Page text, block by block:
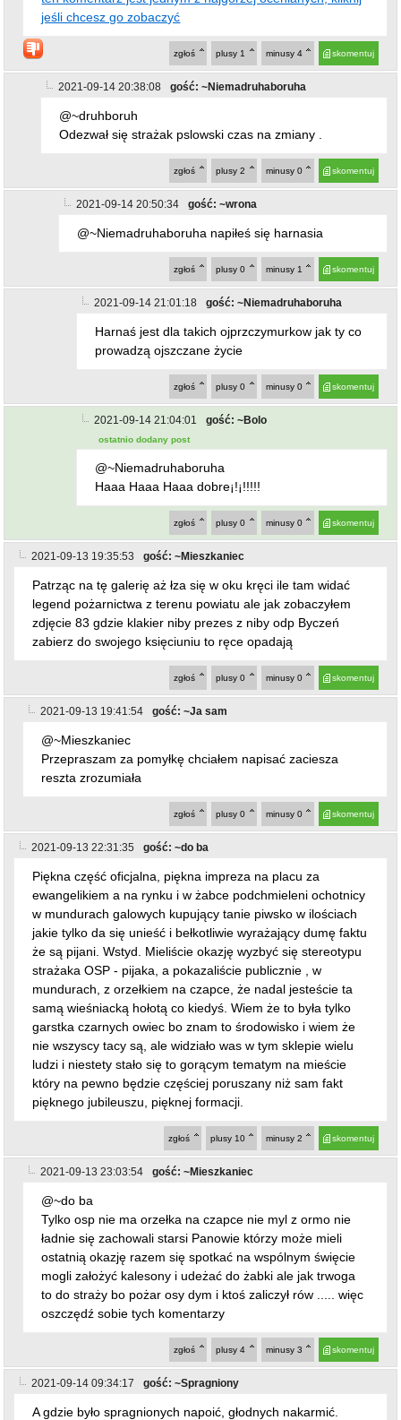
jeśli chcesz go zobaczyć
skomentuj
minusy 4
plusy 1
zgłoś
2021-09-14 20:38:08 gość: ~Niemadruhaboruha
@~druhboruh
Odezwał się strażak pslowski czas na zmiany .
skomentuj
minusy 0
plusy 2
zgłoś
2021-09-14 20:50:34 gość: ~wrona
@~Niemadruhaboruha napiłeś się harnasia
skomentuj
minusy 1
plusy 0
zgłoś
2021-09-14 21:01:18 gość: ~Niemadruhaboruha
Harnaś jest dla takich ojprzczymurkow jak ty co
prowadzą ojszczane życie
skomentuj
minusy 0
plusy 0
zgłoś
2021-09-14 21:04:01 gość: ~Bolo
ostatnio dodany post
@~Niemadruhaboruha
Haaa Haaa Haaa dobre¡!¡!!!!!
skomentuj
minusy 0
plusy 0
zgłoś
2021-09-13 19:35:53 gość: ~Mieszkaniec
Patrząc na tę galerię aż łza się w oku kręci ile tam widać
legend pożarnictwa z terenu powiatu ale jak zobaczyłem
zdjęcie 83 gdzie klakier niby prezes z niby odp Byczeń
zabierz do swojego księciuniu to ręce opadają
skomentuj
minusy 0
plusy 0
zgłoś
2021-09-13 19:41:54 gość: ~Ja sam
@~Mieszkaniec
Przepraszam za pomyłkę chciałem napisać zaciesza
reszta zrozumiała
skomentuj
minusy 0
plusy 0
zgłoś
2021-09-13 22:31:35 gość: ~do ba
Piękna część oficjalna, piękna impreza na placu za
ewangelikiem a na rynku i w żabce podchmieleni ochotnicy
w mundurach galowych kupujący tanie piwsko w ilościach
jakie tylko da się unieść i bełkotliwie wyrażający dumę faktu
że są pijani. Wstyd. Mieliście okazję wyzbyć się stereotypu
strażaka OSP - pijaka, a pokazaliście publicznie , w
mundurach, z orzełkiem na czapce, że nadal jesteście ta
samą wieśniacką hołotą co kiedyś. Wiem że to była tylko
garstka czarnych owiec bo znam to środowisko i wiem że
nie wszyscy tacy są, ale widziało was w tym sklepie wielu
ludzi i niestety stało się to gorącym tematym na mieście
który na pewno będzie częściej poruszany niż sam fakt
pięknego jubileuszu, pięknej formacji.
skomentuj
minusy 2
plusy 10
zgłoś
2021-09-13 23:03:54 gość: ~Mieszkaniec
@~do ba
Tylko osp nie ma orzełka na czapce nie myl z ormo nie
ładnie się zachowali starsi Panowie którzy może mieli
ostatnią okazję razem się spotkać na wspólnym święcie
mogli założyć kalesony i udeżać do żabki ale jak trwoga
to do straży bo pożar osy dym i ktoś zaliczył rów ..... więc
oszczędź sobie tych komentarzy
skomentuj
minusy 3
plusy 4
zgłoś
2021-09-14 09:34:17 gość: ~Spragniony
A gdzie było spragnionych napoić, głodnych nakarmić.